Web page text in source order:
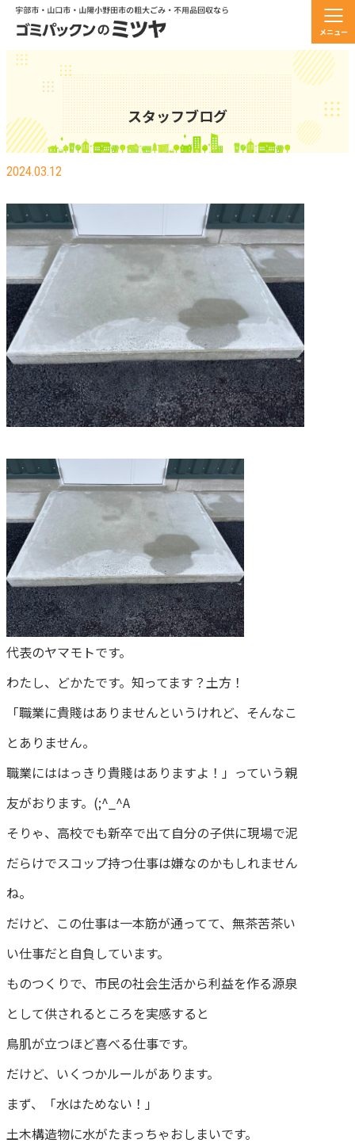
メニュー
スタッフブログ
技術屋の矜持って、、、、
2024.03.12
代表のヤマモトです。
わたし、どかたです。知ってます？土方！
「職業に貴賤はありませんというけれど、そんなこ
とありません。
職業にははっきり貴賤はありますよ！」っていう親
友がおります。(;^_^A
そりゃ、高校でも新卒で出て自分の子供に現場で泥
だらけでスコップ持つ仕事は嫌なのかもしれません
ね。
だけど、この仕事は一本筋が通ってて、無茶苦茶い
い仕事だと自負しています。
ものつくりで、市民の社会生活から利益を作る源泉
として供されるところを実感すると
鳥肌が立つほど喜べる仕事です。
だけど、いくつかルールがあります。
まず、「水はためない！」
土木構造物に水がたまっちゃおしまいです。